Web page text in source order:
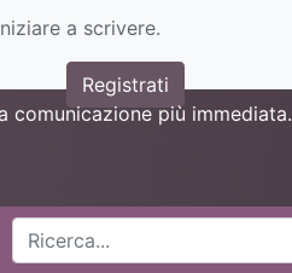
a scrivere.
Registrati
comunicazione più immediata.